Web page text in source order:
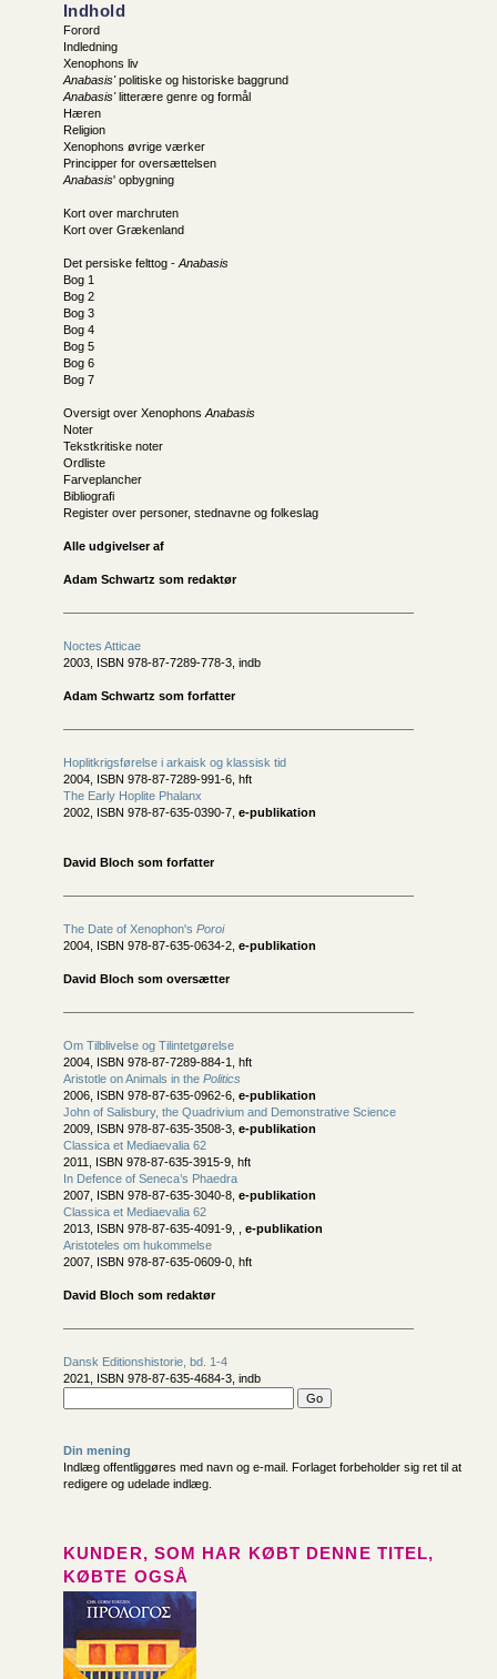
Indhold
Forord
Indledning
Xenophons liv
Anabasis'politiske og historiske baggrund
Anabasis'litterære genre og formål
Hæren
Religion
Xenophons øvrige værker
Principper for oversættelsen
Anabasis' opbygning
Kort over marchruten
Kort over Grækenland
Det persiske felttog - Anabasis
Bog 1
Bog 2
Bog 3
Bog 4
Bog 5
Bog 6
Bog 7
Oversigt over Xenophons Anabasis
Noter
Tekstkritiske noter
Ordliste
Farveplancher
Bibliografi
Register over personer, stednavne og folkeslag
Alle udgivelser af
Adam Schwartz som redaktør
Noctes Atticae
2003, ISBN 978-87-7289-778-3, indb
Adam Schwartz som forfatter
Hoplitkrigsførelse i arkaisk og klassisk tid
2004, ISBN 978-87-7289-991-6, hft
The Early Hoplite Phalanx
2002, ISBN 978-87-635-0390-7, e-publikation
David Bloch som forfatter
The Date of Xenophon's Poroi
2004, ISBN 978-87-635-0634-2, e-publikation
David Bloch som oversætter
Om Tilblivelse og Tilintetgørelse
2004, ISBN 978-87-7289-884-1, hft
Aristotle on Animals in the Politics
2006, ISBN 978-87-635-0962-6, e-publikation
John of Salisbury, the Quadrivium and Demonstrative Science
2009, ISBN 978-87-635-3508-3, e-publikation
Classica et Mediaevalia 62
2011, ISBN 978-87-635-3915-9, hft
In Defence of Seneca’s Phaedra
2007, ISBN 978-87-635-3040-8, e-publikation
Classica et Mediaevalia 62
2013, ISBN 978-87-635-4091-9, , e-publikation
Aristoteles om hukommelse
2007, ISBN 978-87-635-0609-0, hft
David Bloch som redaktør
Dansk Editions­historie, bd. 1-4
2021, ISBN 978-87-635-4684-3, indb
Din mening
Indlæg offentliggøres med navn og e-mail. Forlaget forbeholder sig ret til at
redigere og udelade indlæg.
KUNDER, SOM HAR KØBT DENNE TITEL,
KØBTE OGSÅ